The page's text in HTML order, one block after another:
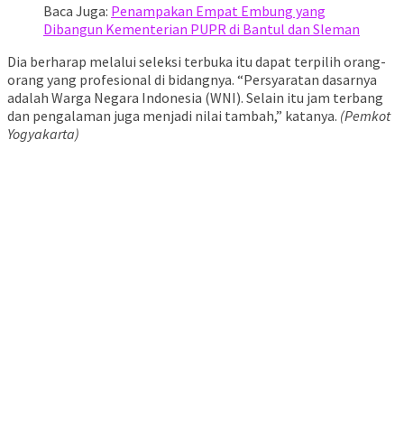
Baca Juga: Penampakan Empat Embung yang
Dibangun Kementerian PUPR di Bantul dan Sleman
Dia berharap melalui seleksi terbuka itu dapat terpilih orang-
orang yang profesional di bidangnya. “Persyaratan dasarnya
adalah Warga Negara Indonesia (WNI). Selain itu jam terbang
dan pengalaman juga menjadi nilai tambah,” katanya. (Pemkot
Yogyakarta)